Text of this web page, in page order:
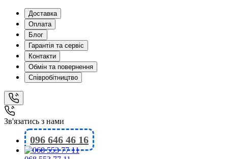
Доставка
Оплата
Блог
Гарантія та сервіс
Контакти
Обмін та повернення
Співробітництво
Зв'язатись з нами
096 646 46 16